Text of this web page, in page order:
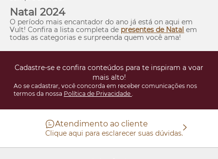
Natal 2024
O período mais encantador do ano já estáon aqui em
Vult! Confira a lista completa de presentes de Natal em
todas as categorias e surpreenda quem você ama!
Cadastre-se e confira conteúdos para te inspiram a voar
mais alto!
Ao se cadastrar, você concorda em receber comunicações nos
termos da nossa Política de Privacidade .
Atendimento ao cliente
Clique aqui para esclarecer suas dúvidas.